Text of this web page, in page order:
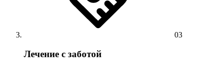
03
Лечение с заботой